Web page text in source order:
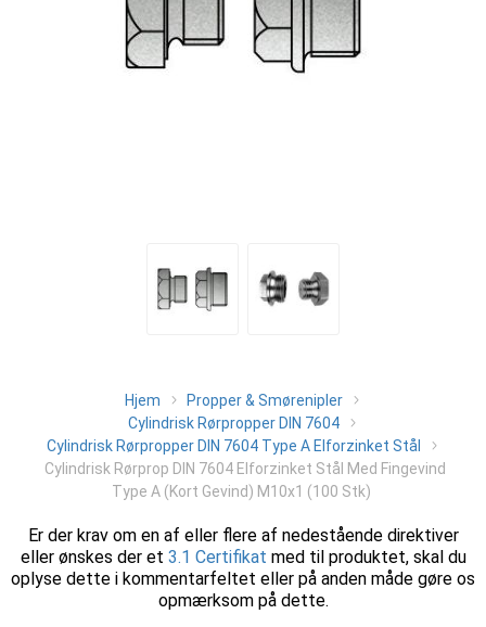
Hjem
Propper & Smørenipler
Cylindrisk Rørpropper DIN 7604
Cylindrisk Rørpropper DIN 7604 Type A Elforzinket Stål
Cylindrisk Rørprop DIN 7604 Elforzinket Stål Med Fingevind
Type A (Kort Gevind) M10x1 (100 Stk)
Er der krav om en af eller flere af nedestående direktiver
eller ønskes der et 3.1 Certifikat med til produktet, skal du
oplyse dette i kommentarfeltet eller på anden måde gøre os
opmærksom på dette.